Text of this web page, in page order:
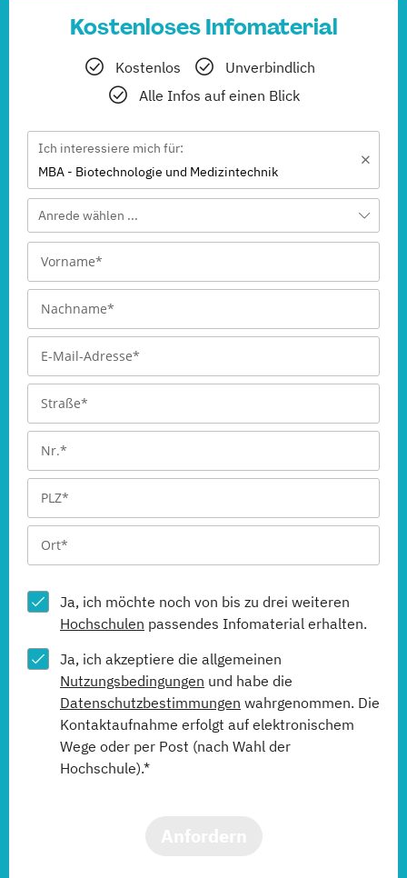
Kostenloses Infomaterial
Kostenlos
Unverbindlich
Alle Infos auf einen Blick
Ich interessiere mich für:
MBA - Biotechnologie und Medizintechnik
Anrede wählen ...
Ja, ich möchte noch von bis zu drei weiteren
Hochschulen passendes Infomaterial erhalten.
Ja, ich akzeptiere die allgemeinen
Nutzungsbedingungen und habe die
Datenschutzbestimmungen wahrgenommen. Die
Kontaktaufnahme erfolgt auf elektronischem
Wege oder per Post (nach Wahl der
Hochschule).*